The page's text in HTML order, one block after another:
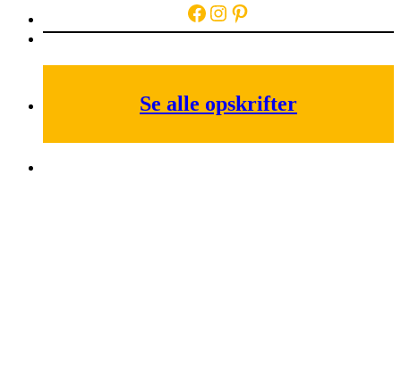
Facebook
Instagram
Pinterest
Se alle opskrifter